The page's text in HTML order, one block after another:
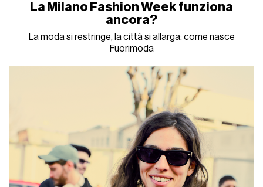
La Milano Fashion Week funziona
ancora?
La moda si restringe, la città si allarga: come nasce
Fuorimoda